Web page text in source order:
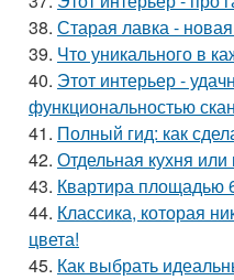
38. Старая лавка -
39. Что уникального в
40. Этот интерьер -
функциональностью
41. Полный гид: как
42. Отдельная кухня или
43. Квартира площадью
44. Классика, которая
цвета!
45. Как выбрать